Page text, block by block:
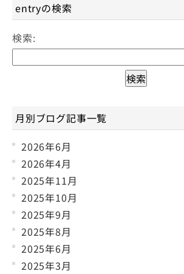
entryの検索
検索:
月別ブログ記事一覧
2026年6月
2026年4月
2025年11月
2025年10月
2025年9月
2025年8月
2025年6月
2025年3月